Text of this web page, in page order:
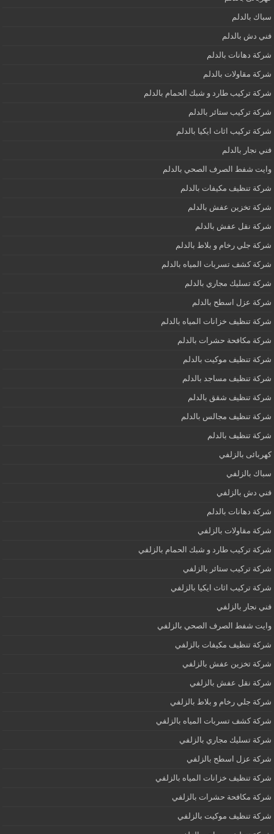
سباك بالدلم
فني دش بالدلم
شركة دهانات بالدلم
شركة مقاولات بالدلم
شركة تركيب طارد و شبك الحمام بالدلم
شركة تركيب ستائر بالدلم
شركة تركيب اثاث ايكيا بالدلم
فني نجار بالدلم
وايت شفط الصرف الصحي بالدلم
شركة تنظيف مكيفات بالدلم
شركة تخزين عفش بالدلم
شركة نقل عفش بالدلم
شركة جلي رخام و بلاط بالدلم
شركة كشف تسربات المياه بالدلم
شركة تسليك مجاري بالدلم
شركة عزل اسطح بالدلم
شركة تنظيف خزانات المياه بالدلم
شركة مكافحة حشرات بالدلم
شركة تنظيف موكيت بالدلم
شركة تنظيف مساجد بالدلم
شركة تنظيف شقق بالدلم
شركة تنظيف مجالس بالدلم
شركة تنظيف بالدلم
كهربائى بالزلفي
سباك بالزلفي
فني دش بالزلفي
شركة دهانات بالدلم
شركة مقاولات بالزلفي
شركة تركيب طارد و شبك الحمام بالزلفي
شركة تركيب ستائر بالزلفي
شركة تركيب اثاث ايكيا بالزلفي
فني نجار بالزلفي
وايت شفط الصرف الصحي بالزلفي
شركة تنظيف مكيفات بالزلفي
شركة تخزين عفش بالزلفي
شركة نقل عفش بالزلفي
شركة جلي رخام و بلاط بالزلفي
شركة كشف تسربات المياه بالزلفي
شركة تسليك مجاري بالزلفي
شركة عزل اسطح بالزلفي
شركة تنظيف خزانات المياه بالزلفي
شركة مكافحة حشرات بالزلفي
شركة تنظيف موكيت بالزلفي